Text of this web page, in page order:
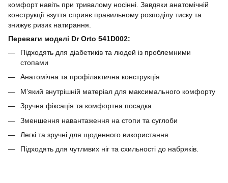
комфорт навіть при тривалому носінні. Завдяки анатомічній
конструкції взуття сприяє правильному розподілу тиску та
знижує ризик натирання.
Переваги моделі Dr Orto 541D002:
Підходять для діабетиків та людей із проблемними
стопами
Анатомічна та профілактична конструкція
М’який внутрішній матеріал для максимального комфорту
Зручна фіксація та комфортна посадка
Зменшення навантаження на стопи та суглоби
Легкі та зручні для щоденного використання
Підходять для чутливих ніг та схильності до набряків.